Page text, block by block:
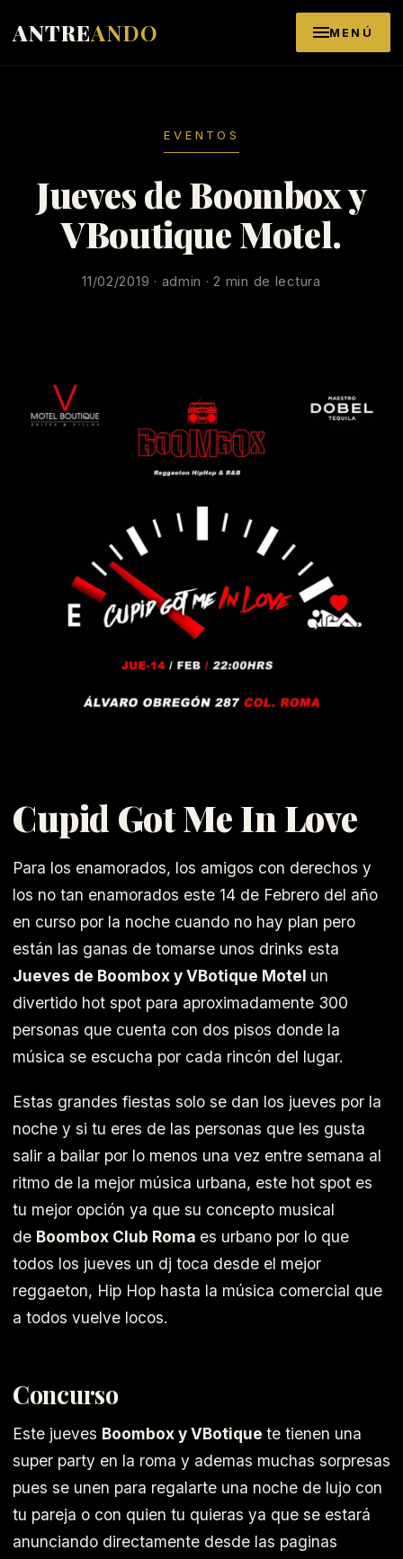
ANTREANDO MENÚ
EVENTOS
Jueves de Boombox y
VBoutique Motel.
11/02/2019 · admin · 2 min de lectura
Cupid Got Me In Love
Para los enamorados, los amigos con derechos y
los no tan enamorados este 14 de Febrero del año
en curso por la noche cuando no hay plan pero
están las ganas de tomarse unos drinks esta
Jueves de Boombox y VBotique Motel un
divertido hot spot para aproximadamente 300
personas que cuenta con dos pisos donde la
música se escucha por cada rincón del lugar.
Estas grandes fiestas solo se dan los jueves por la
noche y si tu eres de las personas que les gusta
salir a bailar por lo menos una vez entre semana al
ritmo de la mejor música urbana, este hot spot es
tu mejor opción ya que su concepto musical
de Boombox Club Roma es urbano por lo que
todos los jueves un dj toca desde el mejor
reggaeton, Hip Hop hasta la música comercial que
a todos vuelve locos.
Concurso
Este jueves Boombox y VBotique te tienen una
super party en la roma y ademas muchas sorpresas
pues se unen para regalarte una noche de lujo con
tu pareja o con quien tu quieras ya que se estará
anunciando directamente desde las paginas